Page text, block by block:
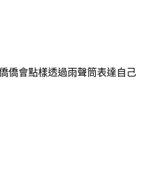
僑會點樣透過雨聲筒表達自己